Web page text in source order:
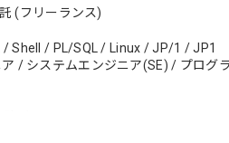
(フリーランス)
Shell / PL/SQL / Linux / JP/1 / JP1
/ システムエンジニア(SE) / プログ